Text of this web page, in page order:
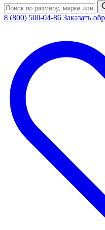
8 (800) 500-04-86 Заказать